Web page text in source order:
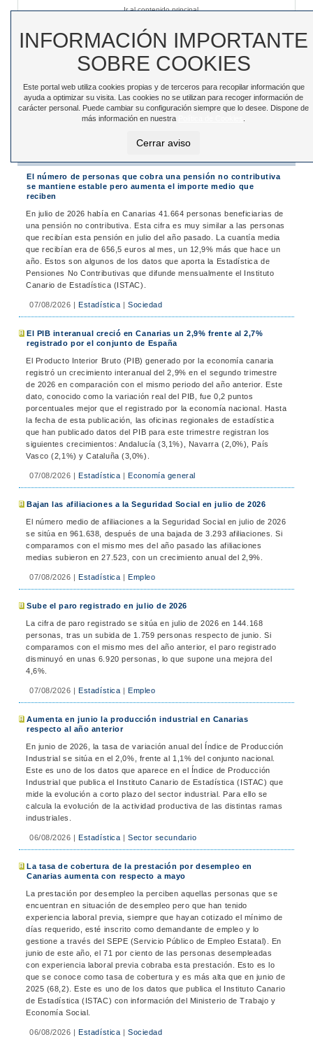
Ir al contenido principal
Toggle
navigation
El número de personas que cobra una pensión no contributiva
se mantiene estable pero aumenta el importe medio que
reciben
En julio de 2026 había en Canarias 41.664 personas beneficiarias de
una pensión no contributiva. Esta cifra es muy similar a las personas
que recibían esta pensión en julio del año pasado. La cuantía media
que recibían era de 656,5 euros al mes, un 12,9% más que hace un
año. Estos son algunos de los datos que aporta la Estadística de
Pensiones No Contributivas que difunde mensualmente el Instituto
Canario de Estadística (ISTAC).
07/08/2026 |Estadística | Sociedad
El PIB interanual creció en Canarias un 2,9% frente al 2,7%
registrado por el conjunto de España
El Producto Interior Bruto (PIB) generado por la economía canaria
registró un crecimiento interanual del 2,9% en el segundo trimestre
de 2026 en comparación con el mismo periodo del año anterior. Este
dato, conocido como la variación real del PIB, fue 0,2 puntos
porcentuales mejor que el registrado por la economía nacional. Hasta
la fecha de esta publicación, las oficinas regionales de estadística
que han publicado datos del PIB para este trimestre registran los
siguientes crecimientos: Andalucía (3,1%), Navarra (2,0%), País
Vasco (2,1%) y Cataluña (3,0%).
07/08/2026 |Estadística | Economía general
Bajan las afiliaciones a la Seguridad Social en julio de 2026
El número medio de afiliaciones a la Seguridad Social en julio de 2026
se sitúa en 961.638, después de una bajada de 3.293 afiliaciones. Si
comparamos con el mismo mes del año pasado las afiliaciones
medias subieron en 27.523, con un crecimiento anual del 2,9%.
07/08/2026 |Estadística | Empleo
Sube el paro registrado en julio de 2026
La cifra de paro registrado se sitúa en julio de 2026 en 144.168
personas, tras un subida de 1.759 personas respecto de junio. Si
comparamos con el mismo mes del año anterior, el paro registrado
disminuyó en unas 6.920 personas, lo que supone una mejora del
4,6%.
07/08/2026 |Estadística | Empleo
Aumenta en junio la producción industrial en Canarias
respecto al año anterior
En junio de 2026, la tasa de variación anual del Índice de Producción
Industrial se sitúa en el 2,0%, frente al 1,1% del conjunto nacional.
Este es uno de los datos que aparece en el Índice de Producción
Industrial que publica el Instituto Canario de Estadística (ISTAC) que
mide la evolución a corto plazo del sector industrial. Para ello se
calcula la evolución de la actividad productiva de las distintas ramas
industriales.
06/08/2026 |Estadística | Sector secundario
La tasa de cobertura de la prestación por desempleo en
Canarias aumenta con respecto a mayo
La prestación por desempleo la perciben aquellas personas que se
encuentran en situación de desempleo pero que han tenido
experiencia laboral previa, siempre que hayan cotizado el mínimo de
días requerido, esté inscrito como demandante de empleo y lo
gestione a través del SEPE (Servicio Público de Empleo Estatal). En
junio de este año, el 71 por ciento de las personas desempleadas
con experiencia laboral previa cobraba esta prestación. Esto es lo
que se conoce como tasa de cobertura y es más alta que en junio de
2025 (68,2). Este es uno de los datos que publica el Instituto Canario
de Estadística (ISTAC) con información del Ministerio de Trabajo y
Economía Social.
06/08/2026 |Estadística | Sociedad
INFORMACIÓN IMPORTANTE
SOBRE COOKIES
Este portal web utiliza cookies propias y de terceros para recopilar información que
ayuda a optimizar su visita. Las cookies no se utilizan para recoger información de
carácter personal. Puede cambiar su configuración siempre que lo desee. Dispone de
más información en nuestra
Cerrar aviso